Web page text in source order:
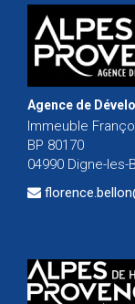
Agence de
Immeuble
BP 80170
04990 Digne-les-